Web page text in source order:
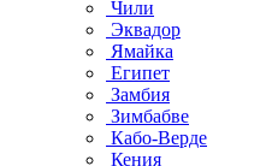
Чили
Эквадор
Ямайка
Египет
Замбия
Зимбабве
Кабо-Верде
Кения